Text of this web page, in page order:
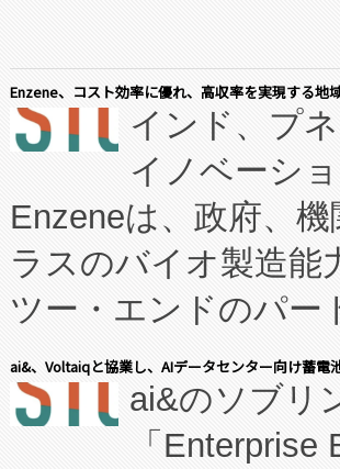
Enzene、コスト効率に優れ、高収率を実現する
インド、プ
イノベーシ
Enzeneは、政府、
ラスのバイオ製造能
ツー・エンドのパ
表しました。 同社
manufacturing™
たNeXは、バイオ
ai&、Voltaiqと協業し、AIデータセンター向け蓄電
ai&のソブリ
「